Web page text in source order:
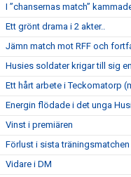
I ”chansernas match”
Ett grönt drama i 2 akter..
Jämn match mot RFF och
Husies soldater krigar till sig en
Ett hårt arbete i Teckomatorp
Energin flödade i det unga
Vinst i premiären
Förlust i sista träningsmatchen
Vidare i DM